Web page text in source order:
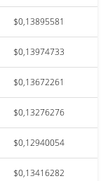
$0,13895581
$0,13974733
$0,13672261
$0,13276276
$0,12940054
$0,13416282